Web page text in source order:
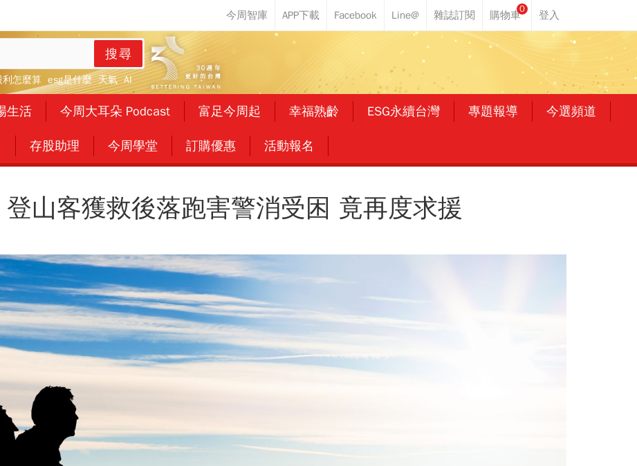
0
搜尋
利怎麼算 esg是什麼 天氣 AI
生活 今周大耳朵 Podcast 富足今周起 幸福熟齡 ESG永續台灣 專題報導 今選頻道
存股助理 今周學堂 訂購優惠 活動報名
山客獲救後落跑害警消受困 竟再度求援